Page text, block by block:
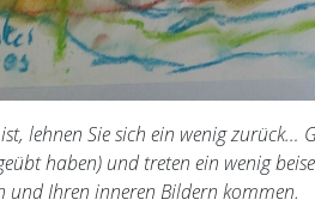
lehnen Sie sich ein wenig zurück…
haben) und treten ein wenig
und Ihren inneren Bildern kommen.